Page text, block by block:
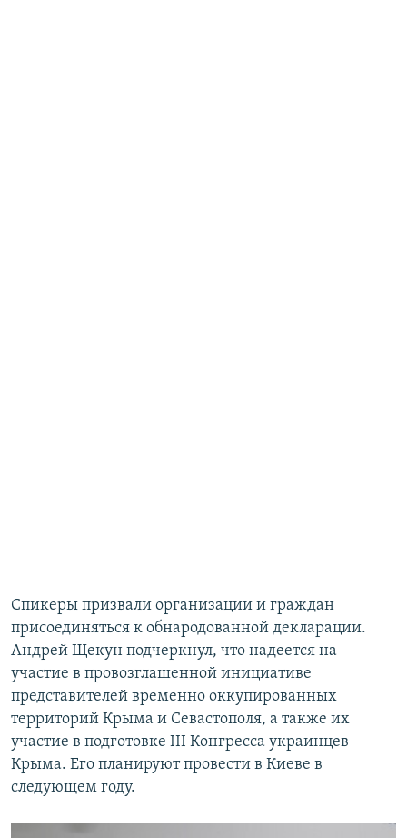
Спикеры призвали организации и граждан
присоединяться к обнародованной декларации.
Андрей Щекун подчеркнул, что надеется на
участие в провозглашенной инициативе
представителей временно оккупированных
территорий Крыма и Севастополя, а также их
участие в подготовке ІІІ Конгресса украинцев
Крыма. Его планируют провести в Киеве в
следующем году.